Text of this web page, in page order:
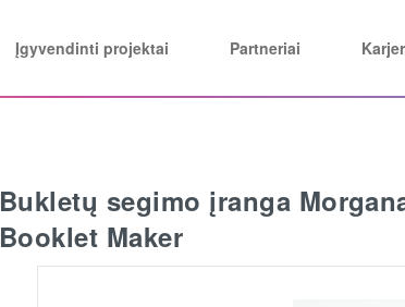
Įgyvendinti projektai Partneriai
Bukletų segimo įranga
Booklet Maker